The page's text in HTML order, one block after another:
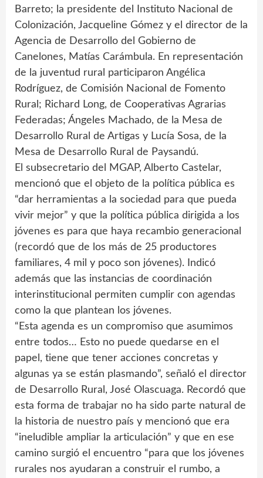
Barreto; la presidente del Instituto Nacional de
Colonización, Jacqueline Gómez y el director de la
Agencia de Desarrollo del Gobierno de
Canelones, Matías Carámbula. En representación
de la juventud rural participaron Angélica
Rodríguez, de Comisión Nacional de Fomento
Rural; Richard Long, de Cooperativas Agrarias
Federadas; Ángeles Machado, de la Mesa de
Desarrollo Rural de Artigas y Lucía Sosa, de la
Mesa de Desarrollo Rural de Paysandú.
El subsecretario del MGAP, Alberto Castelar,
mencionó que el objeto de la política pública es
“dar herramientas a la sociedad para que pueda
vivir mejor” y que la política pública dirigida a los
jóvenes es para que haya recambio generacional
(recordó que de los más de 25 productores
familiares, 4 mil y poco son jóvenes). Indicó
además que las instancias de coordinación
interinstitucional permiten cumplir con agendas
como la que plantean los jóvenes.
“Esta agenda es un compromiso que asumimos
entre todos… Esto no puede quedarse en el
papel, tiene que tener acciones concretas y
algunas ya se están plasmando”, señaló el director
de Desarrollo Rural, José Olascuaga. Recordó que
esta forma de trabajar no ha sido parte natural de
la historia de nuestro país y mencionó que era
“ineludible ampliar la articulación” y que en ese
camino surgió el encuentro “para que los jóvenes
rurales nos ayudaran a construir el rumbo, a